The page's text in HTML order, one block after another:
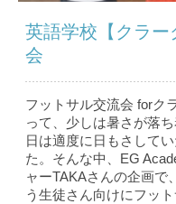
英語学校【クラ
会
フットサル交流会 forク
って、少しは暑さが落
日は適度に日もさして
た。そんな中、EG
ャーTAKAさんの企画で
う生徒さん向けにフッ